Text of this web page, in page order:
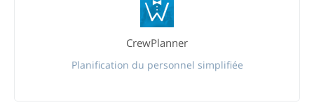
CrewPlanner
Planification du personnel simplifiée